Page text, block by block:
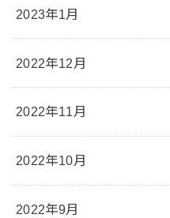
2023年1月
2022年12月
2022年11月
2022年10月
2022年9月